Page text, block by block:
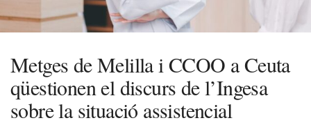
Metges de Melilla i CCOO a Ceuta
qüestionen el discurs de l’Ingesa
sobre la situació assistencial